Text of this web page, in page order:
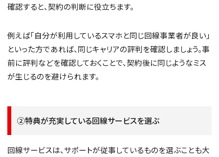
確認すると、契約の判断に役立ちます。
例えば「自分が利用しているスマホと同じ回線事業者が良い」
といった方であれば、同じキャリアの評判を確認しましょう。事
前に評判などを確認しておくことで、契約後に同じようなミス
が生じるのを避けられます。
②特典が充実している回線サービスを選ぶ
回線サービスは、サポートが従事しているものを選ぶことも大